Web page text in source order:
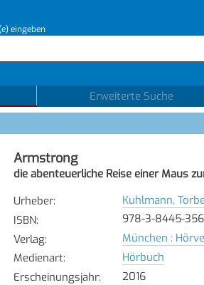
eingeben
Erweiterte Suche
Armstrong
die abenteuerliche Reise einer Maus
Urheber:
Kuhlmann,
ISBN:
978-3-8445-
Verlag:
München :
Medienart:
Hörbuch
Erscheinungsjahr:
2016